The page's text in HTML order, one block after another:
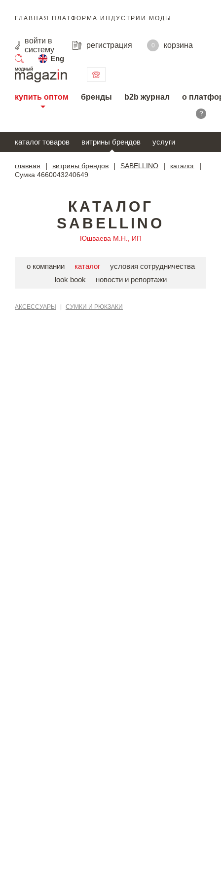
ГЛАВНАЯ ПЛАТФОРМА ИНДУСТРИИ МОДЫ
войти в
систему
регистрация 0
корзина
Eng
поиск
купить оптом бренды b2b журнал о
?
каталог товаров витрины брендов услуги
главная витрины брендов SABELLINO каталог
Сумка 4660043240649
КАТАЛОГ
SABELLINO
Юшваева М.Н., ИП
о компании каталог
условия сотрудничества
look book
новости и репортажи
АКСЕССУАРЫ СУМКИ И РЮКЗАКИ